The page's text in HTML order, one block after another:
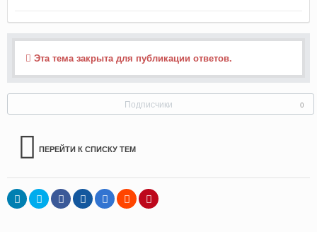
Эта тема закрыта для публикации ответов.
Подписчики 0
ПЕРЕЙТИ К СПИСКУ ТЕМ